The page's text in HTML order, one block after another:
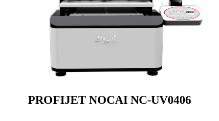
PROFIJET NOCAI NC-UV0406